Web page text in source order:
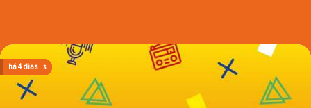
há 15 horas
há 15 horas
há 15 horas
há 16 horas
há 4 dias